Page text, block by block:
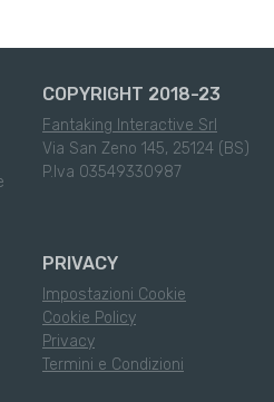
COPYRIGHT 2018-23
Fantaking Interactive Srl
Via San Zeno 145, 25124 (BS)
P.Iva 03549330987
PRIVACY
Impostazioni Cookie
Cookie Policy
Privacy
Termini e Condizioni